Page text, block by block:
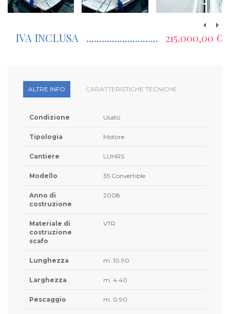
IVA INCLUSA 215.000,00 €
ALTRE INFO CARATTERISTICHE TECNICHE
Condizione Usato
Tipologia Motore
Cantiere LUHRS
Modello 35 Convertible
Anno di
costruzione
2008
Materiale di
costruzione
scafo
VTR
Lunghezza m. 10.90
Larghezza m. 4.40
Pescaggio m. 0.90